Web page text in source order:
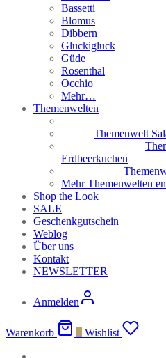
Bassetti
Blomus
Dibbern
Gluckigluck
Güde
Rosenthal
Occhio
Mehr…
Themenwelten
Themenwelt
Erdbeerkuchen
Mehr Themenwelten
Shop the Look
SALE
Geschenkgutschein
Weblog
Über uns
Kontakt
NEWSLETTER
Anmelden
Warenkorb Wishlist